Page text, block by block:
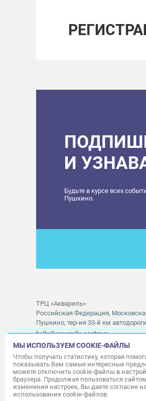
И
Будьте в курсе всех
Пушкино.
ТРЦ «Акварель»
Российская Федерация,
Пушкино, тер-ия 33-й км
hello@aquarelle-centre.ru
Часы работы ТРЦ:с 10:00 до 22:00
Часы работы АШАН:с 07:30 до
Часы работы Мори Синема:с 10:00
МЫ ИСПОЛЬЗУЕМ COOKIE-ФАЙЛЫ
Чтобы получать статистику, которая
показывать Вам самые интересные
можете отключить cookie-файлы в
браузера. Продолжая пользоваться
изменения настроек, Вы даете согласие
использование cookie-файлов.